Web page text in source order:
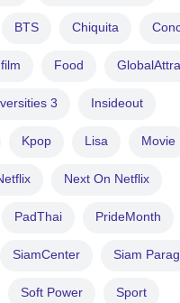
BTS Chiquita
film Food
3 Insideout
Kpop Lisa Movie
Next On Netflix
PadThai PrideMonth
SiamCenter Siam
Soft Power Sport